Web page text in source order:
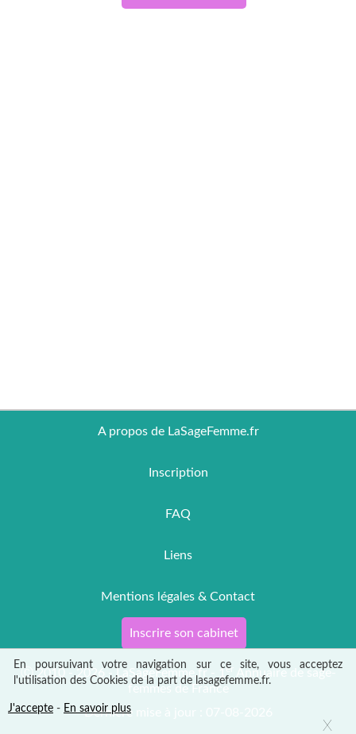
En poursuivant votre navigation sur ce site, vous acceptez
l'utilisation des Cookies de la part de lasagefemme.fr.
J'accepte - En savoir plus
X
A propos de LaSageFemme.fr
Inscription
FAQ
Liens
Mentions légales & Contact
Inscrire son cabinet
Ⓒ 2010 - 2026 - LaSageFemme.fr - 1 er
Annuaire de sage-
femmes de France
Dernière mise à jour : 07-08-2026